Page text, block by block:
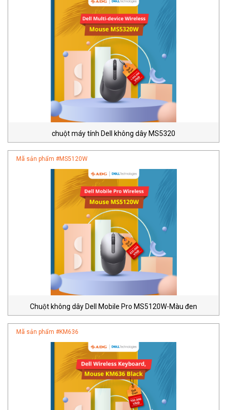
chuột máy tính Dell không dây MS5320
Mã sản phẩm #MS5120W
Chuột không dây Dell Mobile Pro MS5120W-Màu đen
Mã sản phẩm #KM636